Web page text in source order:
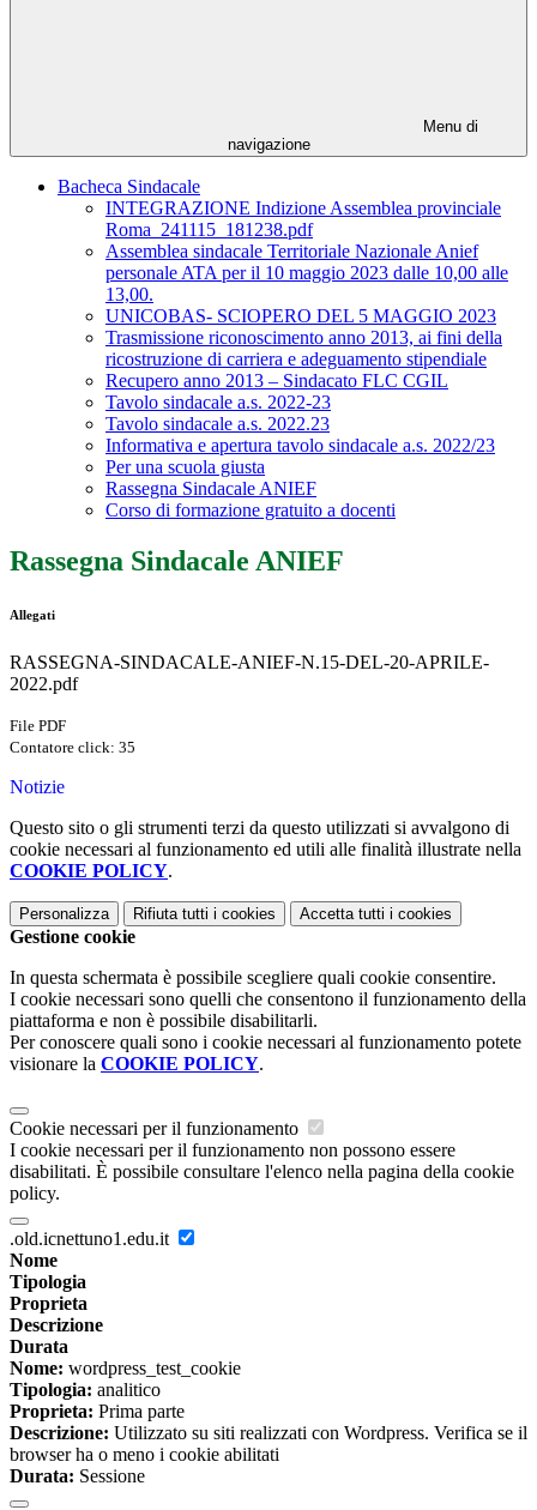
Menu di
navigazione
Bacheca Sindacale
INTEGRAZIONE Indizione Assemblea provinciale
Roma_241115_181238.pdf
Assemblea sindacale Territoriale Nazionale Anief
personale ATA per il 10 maggio 2023 dalle 10,00 alle
13,00.
UNICOBAS- SCIOPERO DEL 5 MAGGIO 2023
Trasmissione riconoscimento anno 2013, ai fini della
ricostruzione di carriera e adeguamento stipendiale
Recupero anno 2013 – Sindacato FLC CGIL
Tavolo sindacale a.s. 2022-23
Tavolo sindacale a.s. 2022.23
Informativa e apertura tavolo sindacale a.s. 2022/23
Per una scuola giusta
Rassegna Sindacale ANIEF
Corso di formazione gratuito a docenti
Rassegna Sindacale ANIEF
Allegati
RASSEGNA-SINDACALE-ANIEF-N.15-DEL-20-APRILE-
2022.pdf
File PDF
Contatore click: 35
Notizie
Questo sito o gli strumenti terzi da questo utilizzati si avvalgono di
cookie necessari al funzionamento ed utili alle finalità illustrate nella
COOKIE POLICY.
Personalizza Rifiuta tutti i cookies Accetta tutti i cookies
Gestione cookie
In questa schermata è possibile scegliere quali cookie consentire.
I cookie necessari sono quelli che consentono il funzionamento della
piattaforma e non è possibile disabilitarli.
Per conoscere quali sono i cookie necessari al funzionamento potete
visionare la COOKIE POLICY.
Cookie necessari per il funzionamento
I cookie necessari per il funzionamento non possono essere
disabilitati. È possibile consultare l'elenco nella pagina della cookie
policy.
.old.icnettuno1.edu.it
Nome
Tipologia
Proprieta
Descrizione
Durata
Nome: wordpress_test_cookie
Tipologia: analitico
Proprieta: Prima parte
Descrizione: Utilizzato su siti realizzati con Wordpress. Verifica se il
browser ha o meno i cookie abilitati
Durata: Sessione